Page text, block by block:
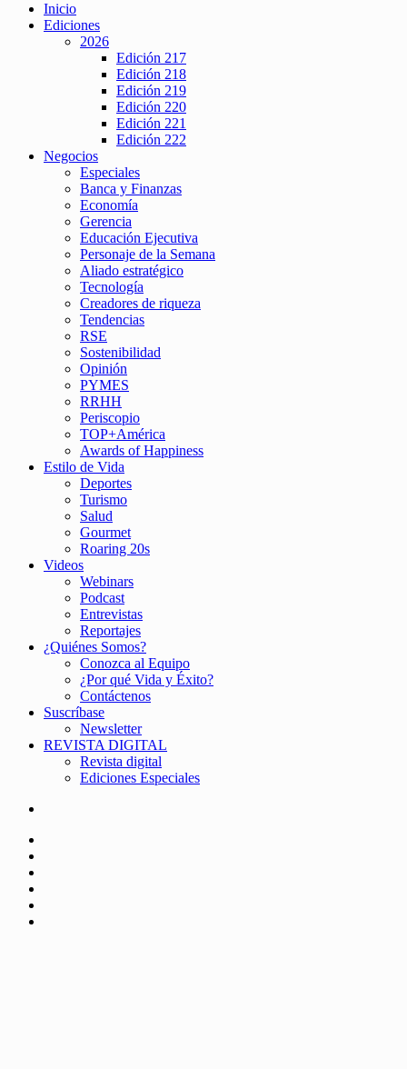
Inicio
Ediciones
2026
Edición 217
Edición 218
Edición 219
Edición 220
Edición 221
Edición 222
Negocios
Especiales
Banca y Finanzas
Economía
Gerencia
Educación Ejecutiva
Personaje de la Semana
Aliado estratégico
Tecnología
Creadores de riqueza
Tendencias
RSE
Sostenibilidad
Opinión
PYMES
RRHH
Periscopio
TOP+América
Awards of Happiness
Estilo de Vida
Deportes
Turismo
Salud
Gourmet
Roaring 20s
Videos
Webinars
Podcast
Entrevistas
Reportajes
¿Quiénes Somos?
Conozca al Equipo
¿Por qué Vida y Éxito?
Contáctenos
Suscríbase
Newsletter
REVISTA DIGITAL
Revista digital
Ediciones Especiales